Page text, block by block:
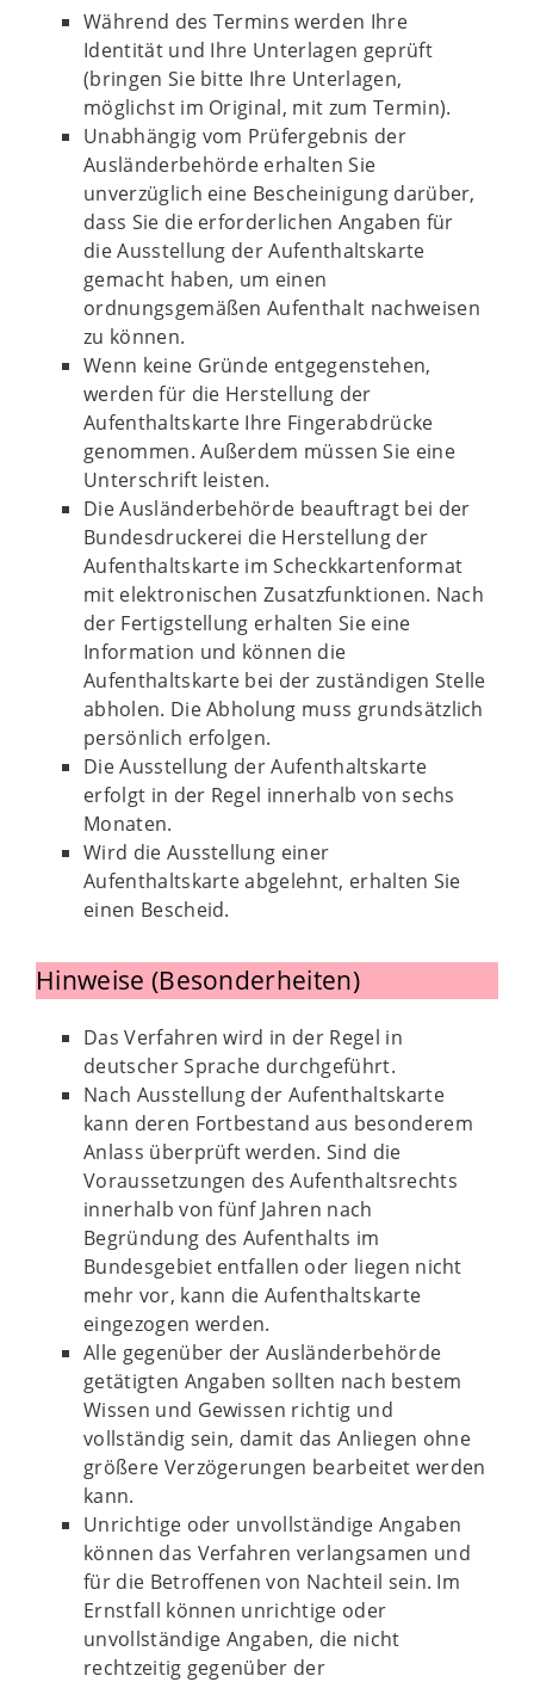
Während des Termins werden Ihre
Identität und Ihre Unterlagen geprüft
(bringen Sie bitte Ihre Unterlagen,
möglichst im Original, mit zum Termin).
Unabhängig vom Prüfergebnis der
Ausländerbehörde erhalten Sie
unverzüglich eine Bescheinigung darüber,
dass Sie die erforderlichen Angaben für
die Ausstellung der Aufenthaltskarte
gemacht haben, um einen
ordnungsgemäßen Aufenthalt nachweisen
zu können.
Wenn keine Gründe entgegenstehen,
werden für die Herstellung der
Aufenthaltskarte Ihre Fingerabdrücke
genommen. Außerdem müssen Sie eine
Unterschrift leisten.
Die Ausländerbehörde beauftragt bei der
Bundesdruckerei die Herstellung der
Aufenthaltskarte im Scheckkartenformat
mit elektronischen Zusatzfunktionen. Nach
der Fertigstellung erhalten Sie eine
Information und können die
Aufenthaltskarte bei der zuständigen Stelle
abholen. Die Abholung muss grundsätzlich
persönlich erfolgen.
Die Ausstellung der Aufenthaltskarte
erfolgt in der Regel innerhalb von sechs
Monaten.
Wird die Ausstellung einer
Aufenthaltskarte abgelehnt, erhalten Sie
einen Bescheid.
Hinweise (Besonderheiten)
Das Verfahren wird in der Regel in
deutscher Sprache durchgeführt.
Nach Ausstellung der Aufenthaltskarte
kann deren Fortbestand aus besonderem
Anlass überprüft werden. Sind die
Voraussetzungen des Aufenthaltsrechts
innerhalb von fünf Jahren nach
Begründung des Aufenthalts im
Bundesgebiet entfallen oder liegen nicht
mehr vor, kann die Aufenthaltskarte
eingezogen werden.
Alle gegenüber der Ausländerbehörde
getätigten Angaben sollten nach bestem
Wissen und Gewissen richtig und
vollständig sein, damit das Anliegen ohne
größere Verzögerungen bearbeitet werden
kann.
Unrichtige oder unvollständige Angaben
können das Verfahren verlangsamen und
für die Betroffenen von Nachteil sein. Im
Ernstfall können unrichtige oder
unvollständige Angaben, die nicht
rechtzeitig gegenüber der